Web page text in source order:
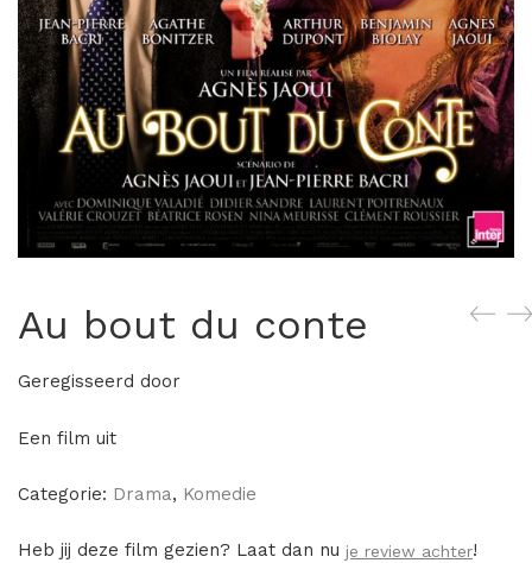
Au bout du conte
Geregisseerd door
Een film uit
Categorie: Drama, Komedie
Heb jij deze film gezien? Laat dan nu je review achter!